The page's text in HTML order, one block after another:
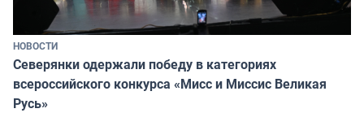
НОВОСТИ
Северянки одержали победу в категориях
всероссийского конкурса «Мисс и Миссис Великая
Русь»